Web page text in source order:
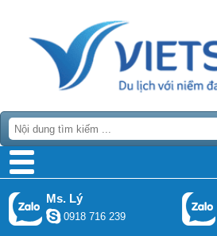
Ms. Lý
0918 716 239